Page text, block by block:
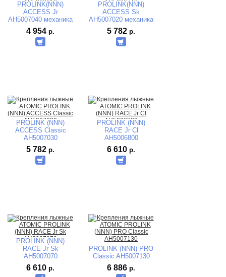
PROLINK(NNN)
ACCESS Jr
AH5007040 механика
4 954 р.
PROLINK(NNN)
ACCESS Sk
AH5007020 механика
5 782 р.
PROLINK (NNN)
ACCESS Classic
AH5007030
5 782 р.
PROLINK (NNN)
RACE Jr Cl
AH5006800
6 610 р.
PROLINK (NNN)
RACE Jr Sk
AH5007070
6 610 р.
PROLINK (NNN) PRO
Classic AH5007130
6 886 р.